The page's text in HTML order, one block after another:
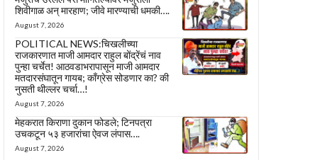
शिवीगाळ अन् मारहाण; जीवे मारण्याची धमकी….
August 7, 2026
POLITICAL NEWS:चिखलीच्या
राजकारणात माजी आमदार राहुल बोंद्रेंचं नाव
पुन्हा चर्चेत! आठवडाभरापासून माजी आमदार
मतदारसंघातून गायब; काँग्रेस सोडणार का? की
नुसती थील्लर चर्चा…!
August 7, 2026
मेहकरात किराणा दुकान फोडले; टिनपत्रा
उचकटून ५३ हजारांचा ऐवज लंपास….
August 7, 2026